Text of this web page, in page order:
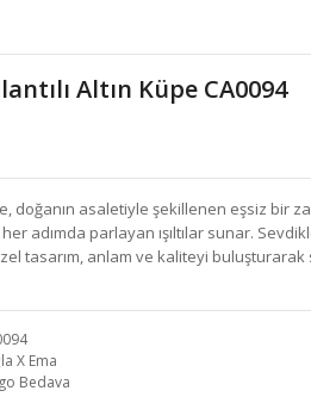
Altın Küpe CA0094
doğanın asaletiyle şekillenen eşsiz bir
adımda parlayan ışıltılar sunar.
tasarım, anlam ve kaliteyi
X Ema
Bedava